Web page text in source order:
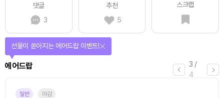
댓글
3
추천
5
스크랩
3 /
4
에어드랍
선물이 쏟아지는 에어드랍 이벤트!
일반 마감